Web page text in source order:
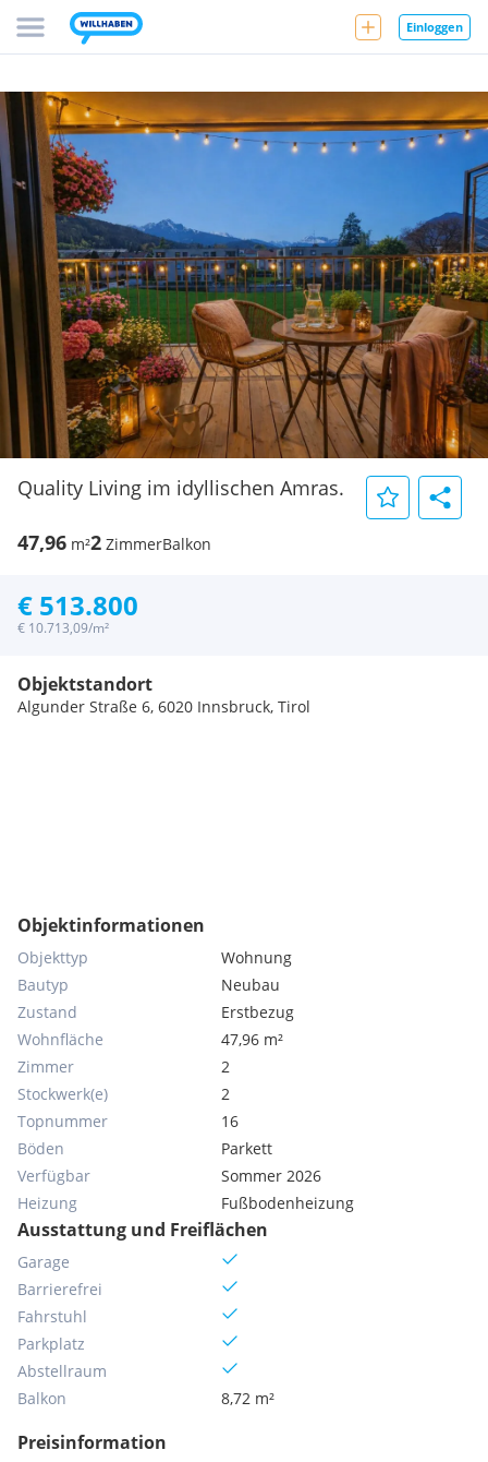
Einloggen
Quality Living im idyllischen Amras.
47,96 m²2 ZimmerBalkon
€ 513.800
€ 10.713,09/m²
Objektstandort
Algunder Straße 6, 6020 Innsbruck, Tirol
Objektinformationen
Objekttyp
Wohnung
Bautyp
Neubau
Zustand
Erstbezug
Wohnfläche
47,96 m²
Zimmer
2
Stockwerk(e)
2
Topnummer
16
Böden
Parkett
Verfügbar
Sommer 2026
Heizung
Fußbodenheizung
Ausstattung und Freiflächen
Garage
Barrierefrei
Fahrstuhl
Parkplatz
Abstellraum
Balkon
8,72 m²
Preisinformation